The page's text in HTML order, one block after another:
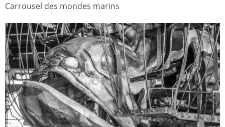
Carrousel des mondes marins